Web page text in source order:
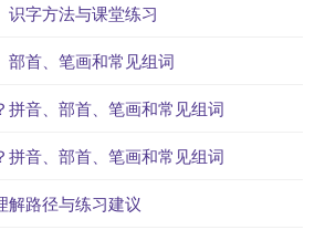
识字方法与课堂练习
部首、笔画和常见组词
拼音、部首、笔画和常见组词
拼音、部首、笔画和常见组词
解路径与练习建议